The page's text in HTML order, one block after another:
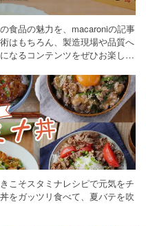
食品の魅力を、macaroniの記事
はもちろん、製造現場や品質へ
なるコンテンツをぜひお楽しみ
こそスタミナレシピで元気をチ
をガッツリ食べて、夏バテを吹